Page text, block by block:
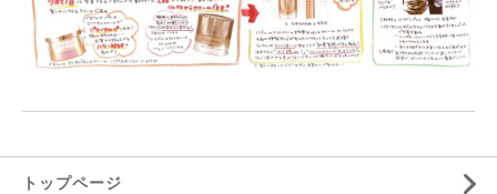
トップページ